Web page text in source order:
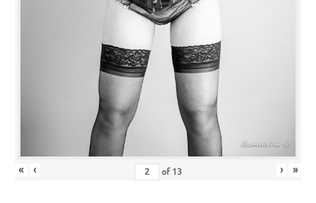
« ‹ of 13 › »